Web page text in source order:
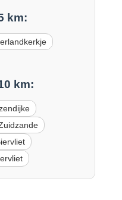
km:
km: